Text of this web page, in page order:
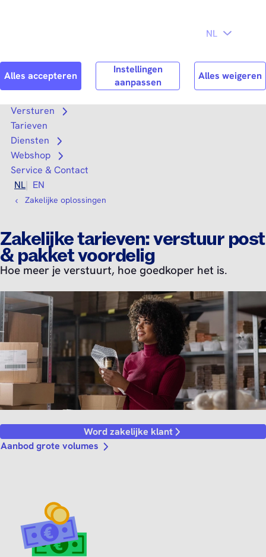
Search Zoek
Versturen
Open submenu
Tarieven
Diensten
Open submenu
Webshop
Open submenu
Service & Contact
NL
EN
Zakelijke oplossingen
Zakelijke tarieven: verstuur post
& pakket voordelig
Hoe meer je verstuurt, hoe goedkoper het is.
Word zakelijke klant
Aanbod grote volumes